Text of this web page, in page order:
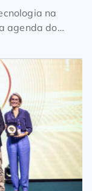
na
agenda do